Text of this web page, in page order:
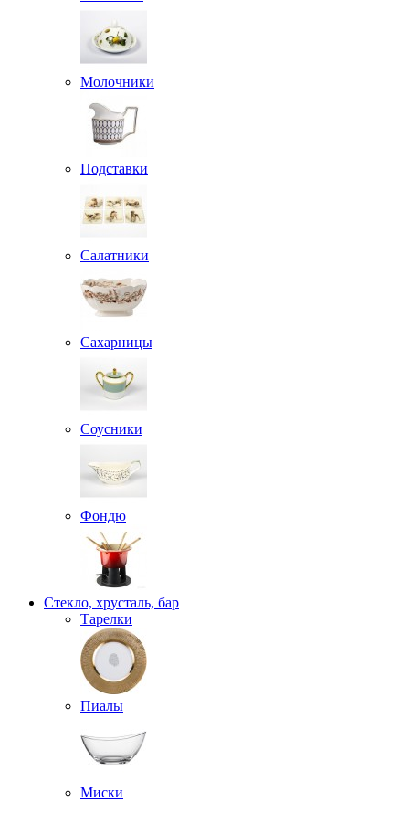
Молочники
Подставки
Салатники
Сахарницы
Соусники
Фондю
Стекло, хрусталь, бар
Тарелки
Пиалы
Миски